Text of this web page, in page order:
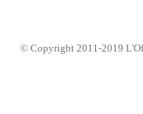
© Copyright 2011-2019